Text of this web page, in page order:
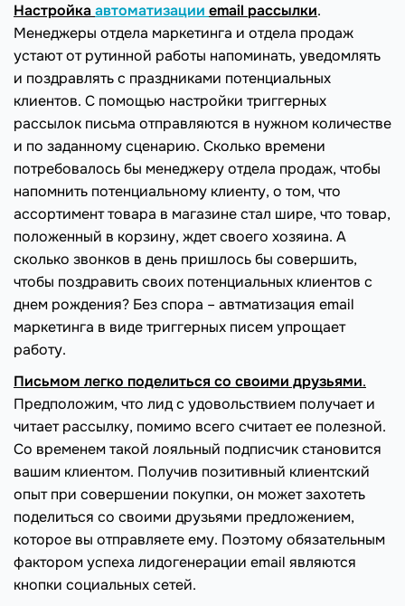
Настройкаавтоматизации email рассылки.
Менеджеры отдела маркетинга и отдела продаж
устают от рутинной работы напоминать, уведомлять
и поздравлять с праздниками потенциальных
клиентов. С помощью настройки триггерных
рассылок письма отправляются в нужном количестве
и по заданному сценарию. Сколько времени
потребовалось бы менеджеру отдела продаж, чтобы
напомнить потенциальному клиенту, о том, что
ассортимент товара в магазине стал шире, что товар,
положенный в корзину, ждет своего хозяина. А
сколько звонков в день пришлось бы совершить,
чтобы поздравить своих потенциальных клиентов с
днем рождения? Без спора – автматизация email
маркетинга в виде триггерных писем упрощает
работу.
Письмом легко поделиться со своими друзьями.
Предположим, что лид с удовольствием получает и
читает рассылку, помимо всего считает ее полезной.
Со временем такой лояльный подписчик становится
вашим клиентом. Получив позитивный клиентский
опыт при совершении покупки, он может захотеть
поделиться со своими друзьями предложением,
которое вы отправляете ему. Поэтому обязательным
фактором успеха лидогенерации email являются
кнопки социальных сетей.